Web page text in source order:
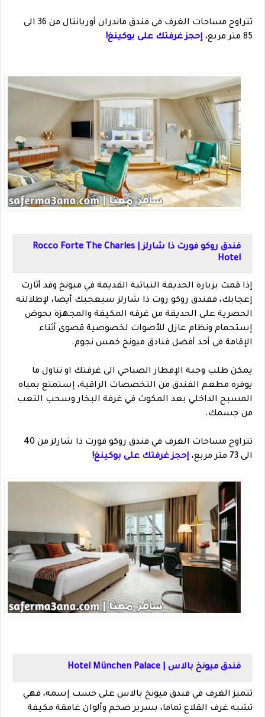
تتراوح مساحات الغرف في فندق ماندران أوريانتال من 36 الى
85 متر مربع،
إحجز غرفتك على بوكينغ!
فندق روكو فورت ذا شارلز | Rocco Forte The Charles
Hotel
إذا قمت بزيارة الحديقة النباتية القديمة في ميونخ وقد أثارت
إعجابك، ففندق روكو روت ذا شارلز سيعجبك أيضا، لإطلالته
الحصرية على الحديقة من غرفه المكيفة والمجهزة بحوض
إستحمام ونظام عازل للأصوات لخصوصية قصوى أثناء
الإقامة في أحد أفضل فنادق ميونخ خمس نجوم.
يمكن طلب وجبة الإفطار الصباحي الى غرفتك او تناول ما
يوفره مطعم الفندق من التخصصات الراقية، إستمتع بمياه
المسبح الداخلي بعد المكوث في غرفة البخار وسحب التعب
من جسمك.
تتراوح مساحات الغرف في فندق روكو فورت ذا شارلز من 40
الى 73 متر مربع،
إحجز غرفتك على بوكينغ!
فندق ميونخ بالاس | Hotel München Palace
تتميز الغرف في فندق ميونخ بالاس على حسب إسمه، فهي
تشبه غرف القلاع تماما، بسرير ضخم وألوان غامقة مكيفة